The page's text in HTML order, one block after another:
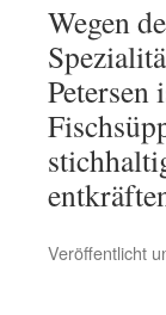
Wegen
Veröffentlicht